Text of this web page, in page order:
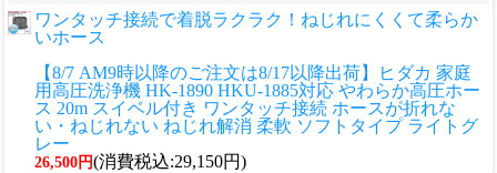
ワンタッチ接続で着脱ラクラク！ねじれにくくて柔らか
いホース
【8/7 AM9時以降のご注文は8/17以降出荷】ヒダカ 家庭
用高圧洗浄機 HK-1890 HKU-1885対応 やわらか高圧ホー
ス 20m スイベル付き ワンタッチ接続 ホースが折れな
い・ねじれない ねじれ解消 柔軟 ソフトタイプ ライトグ
レー
26,500円(消費税込:29,150円)